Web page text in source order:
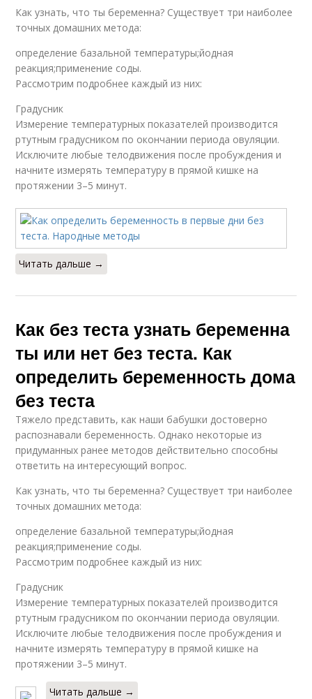
Как узнать, что ты беременна? Существует три наиболее
точных домашних метода:
определение базальной температуры;йодная
реакция;применение соды.
Рассмотрим подробнее каждый из них:
Градусник
Измерение температурных показателей производится
ртутным градусником по окончании периода овуляции.
Исключите любые телодвижения после пробуждения и
начните измерять температуру в прямой кишке на
протяжении 3–5 минут.
Читать дальше →
Как без теста узнать беременна
ты или нет без теста. Как
определить беременность дома
без теста
Тяжело представить, как наши бабушки достоверно
распознавали беременность. Однако некоторые из
придуманных ранее методов действительно способны
ответить на интересующий вопрос.
Как узнать, что ты беременна? Существует три наиболее
точных домашних метода:
определение базальной температуры;йодная
реакция;применение соды.
Рассмотрим подробнее каждый из них:
Градусник
Измерение температурных показателей производится
ртутным градусником по окончании периода овуляции.
Исключите любые телодвижения после пробуждения и
начните измерять температуру в прямой кишке на
протяжении 3–5 минут.
Читать дальше →